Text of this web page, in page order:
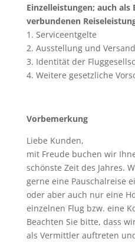
Einzelleistungen; auch
verbundenen
1. Serviceentgelte
2. Ausstellung und
3. Identität der
4. Weitere gesetzliche
Vorbemerkung
Liebe Kunden,
mit Freude buchen wir
schönste Zeit des Jahres.
gerne eine Pauschalreise
oder aber auch nur eine
einzelnen Flug bzw. eine
Beachten Sie bitte, dass
als Vermittler auftreten